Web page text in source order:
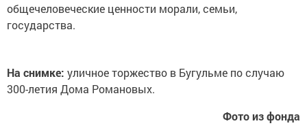
общечеловеческие ценности морали, семьи,
государства.
На снимке: уличное торжество в Бугульме по случаю
300-летия Дома Романовых.
Фото из фонда